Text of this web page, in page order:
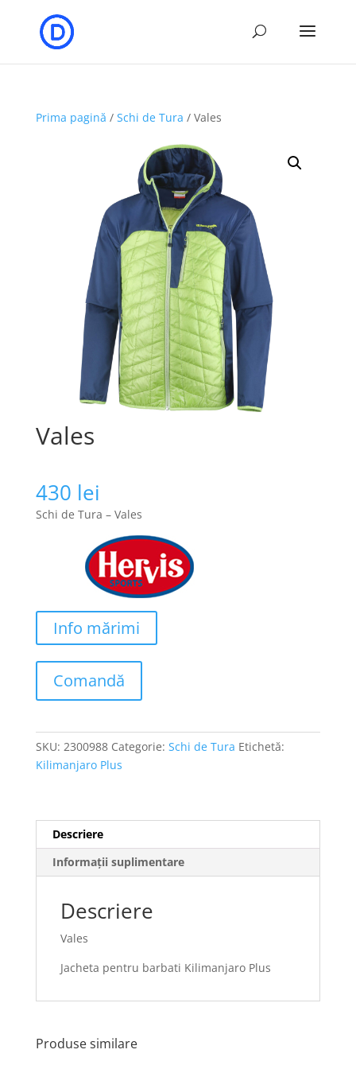
Prima pagină / Schi de Tura / Vales
Vales
430 lei
Schi de Tura – Vales
Info mărimi
Comandă
SKU: 2300988 Categorie: Schi de Tura Etichetă:
Kilimanjaro Plus
Descriere
Informații suplimentare
Descriere
Vales
Jacheta pentru barbati Kilimanjaro Plus
Produse similare